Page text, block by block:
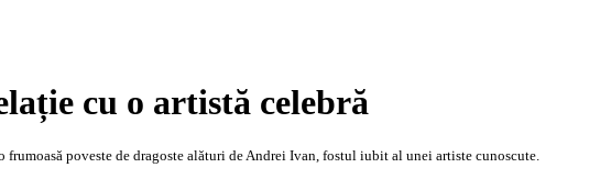
cu o artistă celebră
poveste de dragoste alături de Andrei Ivan, fostul iubit al unei artiste cunoscute.